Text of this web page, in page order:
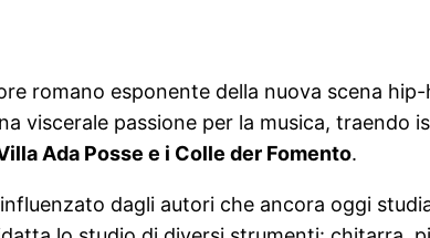
romano esponente della nuova scena
viscerale passione per la musica, traendo
Ada Posse e i Colle der Fomento.
dagli autori che ancora oggi